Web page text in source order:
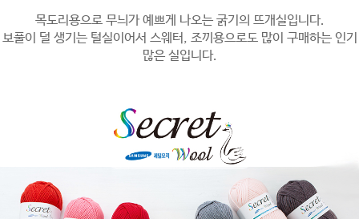
목도리용으로 무늬가 예쁘게 나오는 굵기의 뜨개실입니다.
보풀이 덜 생기는 털실이어서 스웨터, 조끼용으로도 많이 구매하는 인기
많은 실입니다.